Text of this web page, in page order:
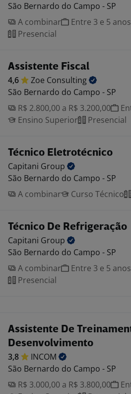
São Bernardo do Campo - SP
A combinar
Entre 3 e 5 anos
Presencial
Assistente Fiscal
4,6 Zoe Consulting
São Bernardo do Campo - SP
R$ 2.800,00 a R$ 3.200,00
Ensino Superior
Presencial
Técnico Eletrotécnico
Capitani Group
São Bernardo do Campo - SP
A combinar
Curso Técnico
Técnico De Refrigeração
Capitani Group
São Bernardo do Campo - SP
A combinar
Entre 3 e 5 anos
Presencial
Assistente De
Desenvolvimento
3,8
INCOM
São Bernardo do Campo - SP
R$ 3.000,00 a R$ 3.800,00